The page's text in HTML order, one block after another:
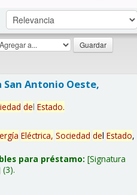
Antonio Oeste,
del Estado.
Eléctrica, Sociedad del Estado,
para préstamo: Signatura
(3).